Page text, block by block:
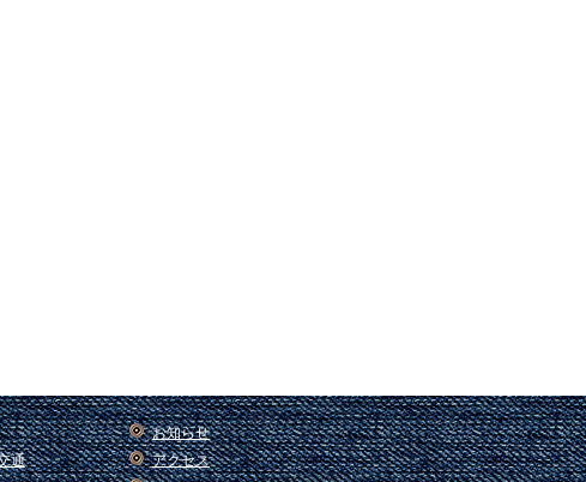
通
お知らせ
アクセス